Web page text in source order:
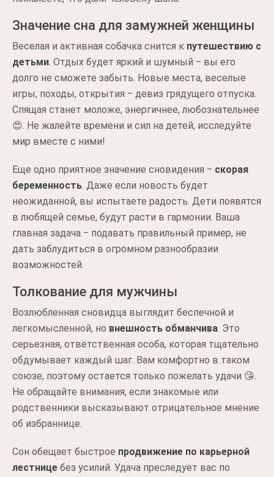
Значение сна для замужней женщины
Веселая и активная собачка снится к путешествию с
детьми. Отдых будет яркий и шумный ‒ вы его
долго не сможете забыть. Новые места, веселые
игры, походы, открытия ‒ девиз грядущего отпуска.
Спящая станет моложе, энергичнее, любознательнее
😍. Не жалейте времени и сил на детей, исследуйте
мир вместе с ними!
Еще одно приятное значение сновидения ‒ скорая
беременность. Даже если новость будет
неожиданной, вы испытаете радость. Дети появятся
в любящей семье, будут расти в гармонии. Ваша
главная задача ‒ подавать правильный пример, не
дать заблудиться в огромном разнообразии
возможностей.
Толкование для мужчины
Возлюбленная сновидца выглядит беспечной и
легкомысленной, но внешность обманчива. Это
серьезная, ответственная особа, которая тщательно
обдумывает каждый шаг. Вам комфортно в таком
союзе, поэтому остается только пожелать удачи 😘.
Не обращайте внимания, если знакомые или
родственники высказывают отрицательное мнение
об избраннице.
Сон обещает быстрое продвижение по карьерной
лестнице без усилий. Удача преследует вас по